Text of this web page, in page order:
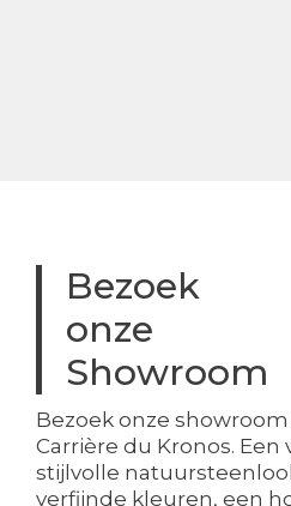
Bezoek
onze
Showroom
Bezoek onze
Carrière du Kronos. Een
stijlvolle
verfijnde kleuren, een